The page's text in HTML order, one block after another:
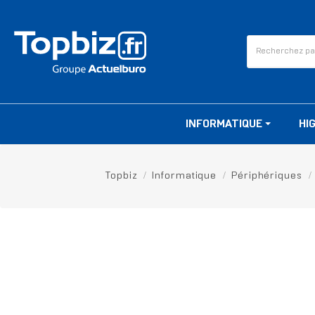
INFORMATIQUE
Topbiz Informatique Périphériques